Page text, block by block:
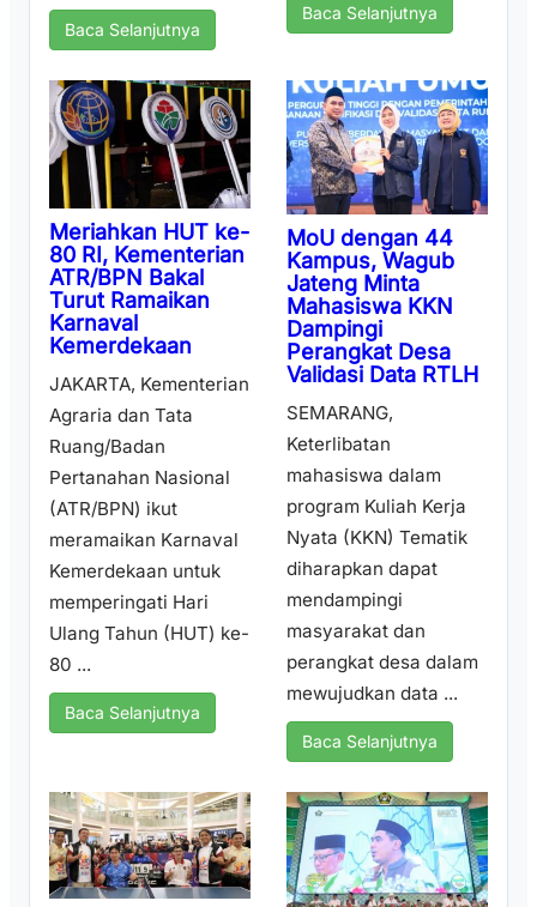
Baca Selanjutnya
Baca Selanjutnya
Meriahkan HUT ke-
80 RI, Kementerian
ATR/BPN Bakal
Turut Ramaikan
Karnaval
Kemerdekaan
JAKARTA, Kementerian
Agraria dan Tata
Ruang/Badan
Pertanahan Nasional
(ATR/BPN) ikut
meramaikan Karnaval
Kemerdekaan untuk
memperingati Hari
Ulang Tahun (HUT) ke-
80 ...
Baca Selanjutnya
MoU dengan 44
Kampus, Wagub
Jateng Minta
Mahasiswa KKN
Dampingi
Perangkat Desa
Validasi Data RTLH
SEMARANG,
Keterlibatan
mahasiswa dalam
program Kuliah Kerja
Nyata (KKN) Tematik
diharapkan dapat
mendampingi
masyarakat dan
perangkat desa dalam
mewujudkan data ...
Baca Selanjutnya